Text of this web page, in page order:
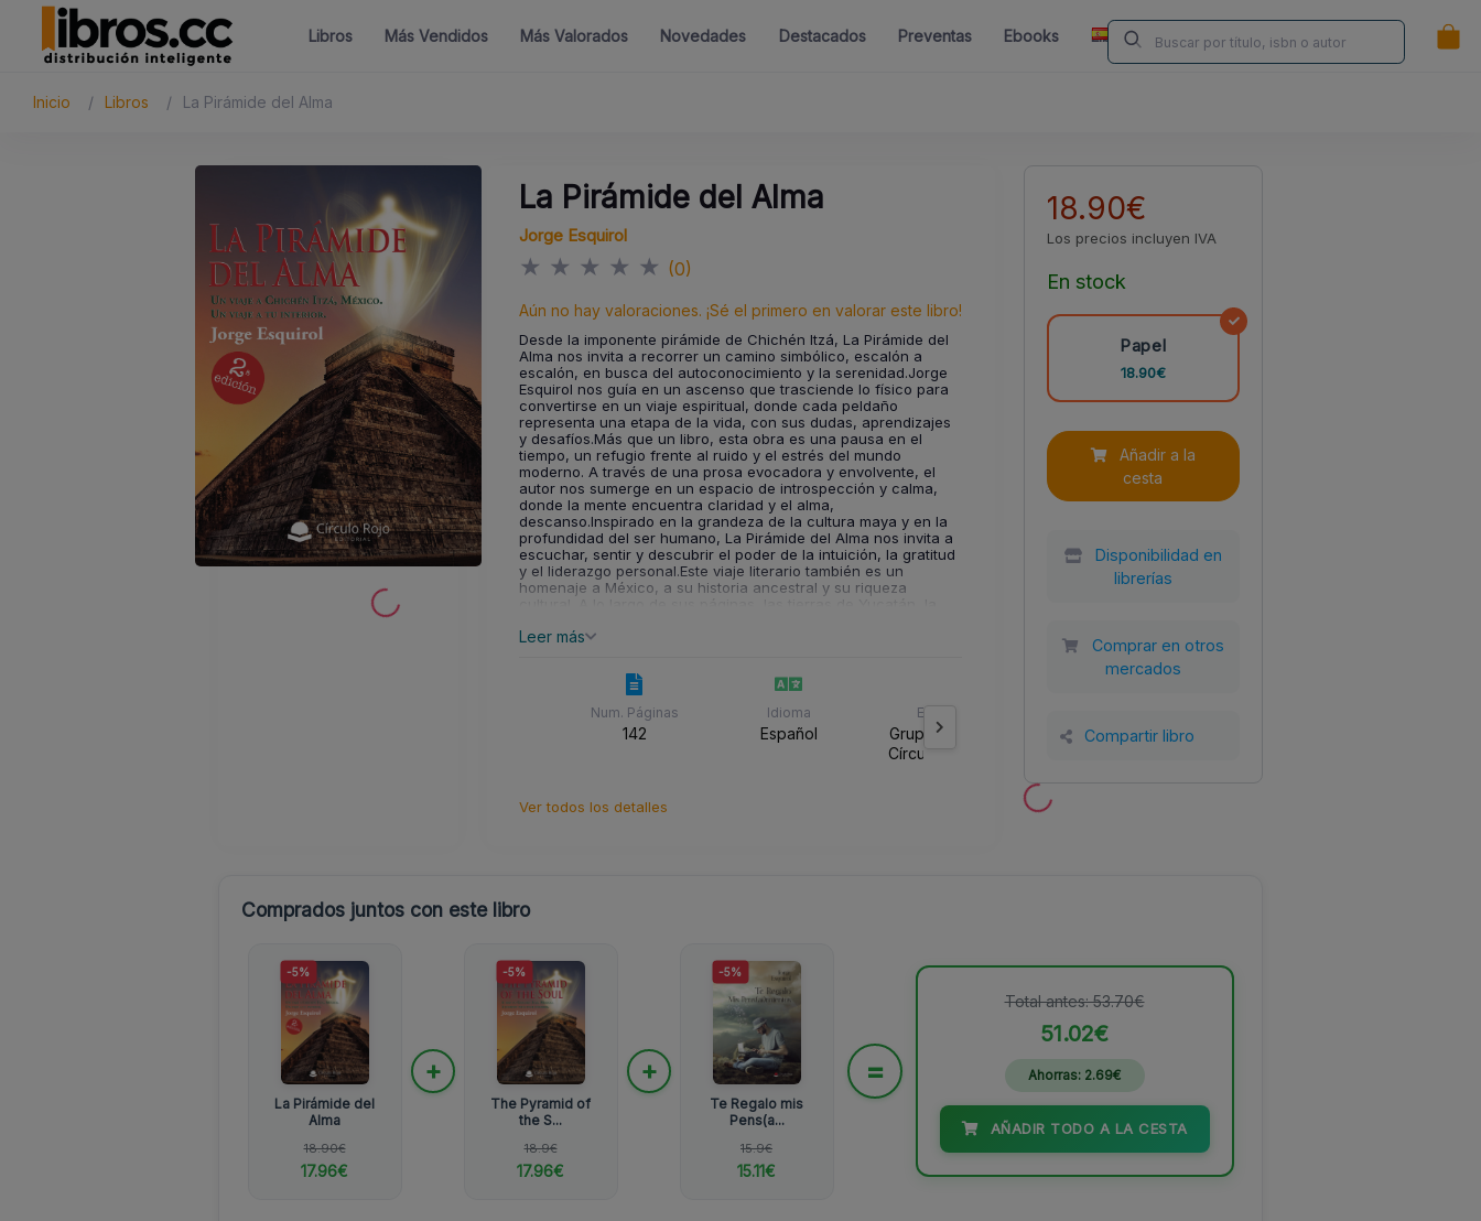
Libros Más Vendidos Más Valorados Novedades Destacados Preventas Ebooks Librerías Contacta ¿Eres Autor/a?
ES
Inicio Libros La Pirámide del Alma
La Pirámide del Alma
Jorge Esquirol
★ ★ ★ ★ ★ (0)
Aún no hay valoraciones. ¡Sé el primero en valorar este libro!
Desde la imponente pirámide de Chichén Itzá, La Pirámide del
Alma nos invita a recorrer un camino simbólico, escalón a
escalón, en busca del autoconocimiento y la serenidad.Jorge
Esquirol nos guía en un ascenso que trasciende lo físico para
convertirse en un viaje espiritual, donde cada peldaño
representa una etapa de la vida, con sus dudas, aprendizajes
y desafíos.Más que un libro, esta obra es una pausa en el
tiempo, un refugio frente al ruido y el estrés del mundo
moderno. A través de una prosa evocadora y envolvente, el
autor nos sumerge en un espacio de introspección y calma,
donde la mente encuentra claridad y el alma,
descanso.Inspirado en la grandeza de la cultura maya y en la
profundidad del ser humano, La Pirámide del Alma nos invita a
escuchar, sentir y descubrir el poder de la intuición, la gratitud
y el liderazgo personal.Este viaje literario también es un
homenaje a México, a su historia ancestral y su riqueza
con reflexiones sobre la vida, el tiempo y la trascendencia. La
lector a sus paisajes, sus tradiciones y su espiritualidad,
convirtiendo cada página en un tributo a su gente y su legado.
¿Estás listo para desconectarte del mundo y conectar contigo
mismo? Prepara tu mochila, ajusta tus pensamientos y da el
primer paso hacia la cima de tu propio ser.
Leer más
Num. Páginas
142
Idioma
Español
Editorial
Grupo Editorial
Círculo Rojo SL
2025
Ver todos los detalles
18.90€
Los precios incluyen IVA
En stock
Papel
18.90€
cesta
librerías
mercados
Compartir libro
Comprados juntos con este libro
-5%
La Pirámide del
Alma
18.90€
17.96€
+
-5%
The Pyramid of
the S...
18.9€
17.96€
+
-5%
Te Regalo mis
Pens(a...
15.9€
15.11€
=
Total antes: 53.70€
51.02€
Ahorras: 2.69€
AÑADIR TODO A LA CESTA